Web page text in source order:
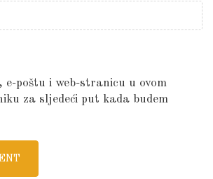
e-poštu i web-stranicu u ovom
za sljedeći put kada budem